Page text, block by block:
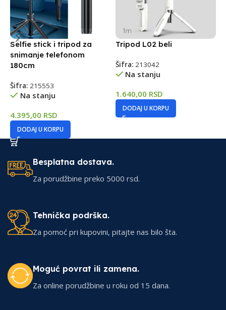
Selfie stick i tripod za
snimanje telefonom
180cm
Šifra: 215553
Na stanju
4.395,00 RSD
DODAJ U KORPU
Tripod L02 beli
Šifra: 213042
Na stanju
1.640,00 RSD
DODAJ U KORPU
Besplatna dostava.
Za porudžbine preko 5000 rsd.
Tehnička podrška.
Za pomoć pri kupovini, pitajte nas bilo šta.
Moguć povrat ili zamena.
Za online porudžbine u roku od 15 dana.